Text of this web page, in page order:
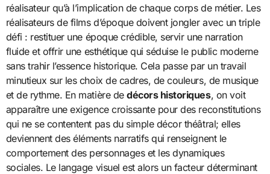
réalisateur qu’à l’implication de chaque corps de métier. Les
réalisateurs de films d’époque doivent jongler avec un triple
défi : restituer une époque crédible, servir une narration
fluide et offrir une esthétique qui séduise le public moderne
sans trahir l’essence historique. Cela passe par un travail
minutieux sur les choix de cadres, de couleurs, de musique
et de rythme. En matière dedécors historiques, on voit
apparaître une exigence croissante pour des reconstitutions
qui ne se contentent pas du simple décor théâtral; elles
deviennent des éléments narratifs qui renseignent le
comportement des personnages et les dynamiques
sociales. Le langage visuel est alors un facteur déterminant